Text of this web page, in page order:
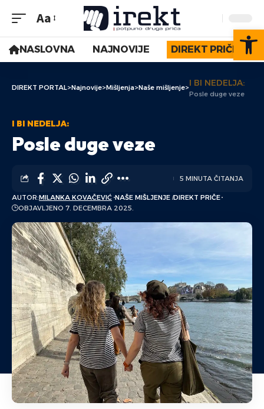
Aa
NASLOVNA NAJNOVIJE DIREKT PRIČE
DIREKT PORTAL>Najnovije>Mišljenja>Naše mišljenje>I BI NEDELJA:
Posle duge veze
I BI NEDELJA:
Posle duge veze
AUTOR:MILANKA KOVAČEVIĆ NAŠE MIŠLJENJE DIREKT PRIČE
OBJAVLJENO 7. DECEMBRA 2025.
5 MINUTA ČITANJA